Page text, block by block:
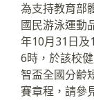
為支持教育部
國民游泳運動
年10月31日及
6時，於該校
智盃全國分齡
賽章程，請參